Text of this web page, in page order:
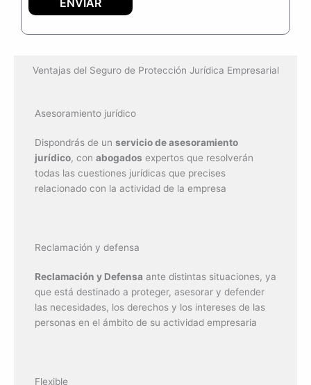
Ventajas del Seguro de Protección Jurídica Empresarial
Asesoramiento jurídico
Dispondrás de un servicio de asesoramiento
jurídico, con abogados expertos que resolverán
todas las cuestiones jurídicas que precises
relacionado con la actividad de la empresa
Reclamación y defensa
Reclamación y Defensa ante distintas situaciones, ya
que está destinado a proteger, asesorar y defender
las necesidades, los derechos y los intereses de las
personas en el ámbito de su actividad empresaria
Flexible